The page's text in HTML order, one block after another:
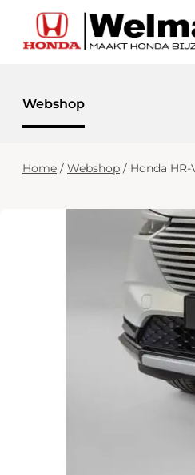
Webshop
Home / Webshop / Honda